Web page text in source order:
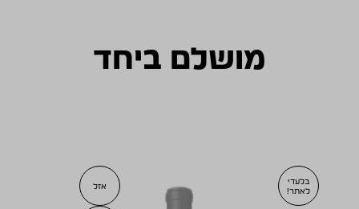
מושלם ביחד
בלעדי
לאתר!
אזל